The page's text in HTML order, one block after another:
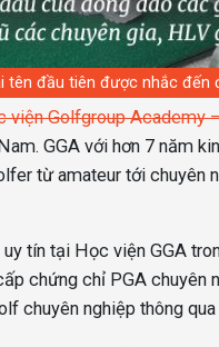
tên đầu tiên được nhắc
viện Golfgroup Academy
GGA với hơn 7 năm
từ amateur tới chuyên
tín tại Học viện GGA
chứng chỉ PGA chuyên
chuyên nghiệp thông